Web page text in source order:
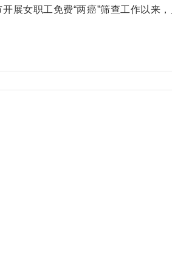
女职工免费“两癌”筛查工作以来